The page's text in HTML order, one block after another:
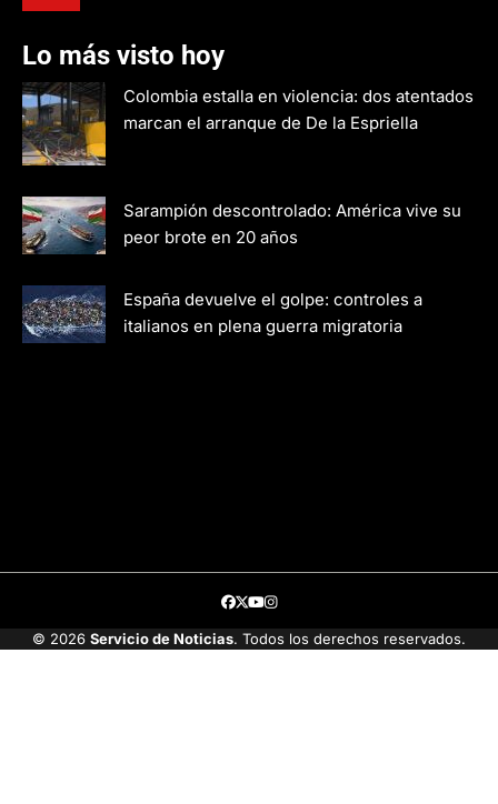
Lo más visto hoy
Colombia estalla en violencia: dos atentados
marcan el arranque de De la Espriella
Sarampión descontrolado: América vive su
peor brote en 20 años
España devuelve el golpe: controles a
italianos en plena guerra migratoria
Facebook
TwitterYoutube
Instagram
© 2026 Servicio de Noticias. Todos los derechos reservados.